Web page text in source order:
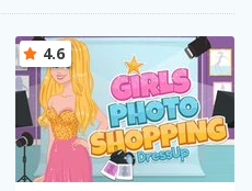
4.6